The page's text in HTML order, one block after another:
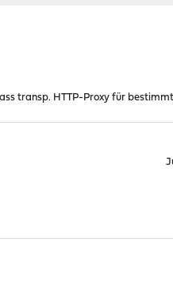
transp. HTTP-Proxy für